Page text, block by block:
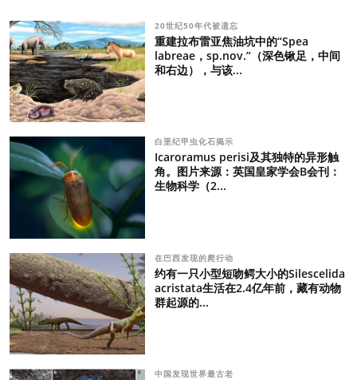
20世纪50年代被遗忘
重建拉布雷亚焦油坑中的“Spea
labreae，sp.nov.”（深色锹足，中间
和右边），与该...
白垩纪甲虫化石揭示
Icaroramus perisi及其独特的异形触
角。图片来源：英国皇家学会B会刊：
生物科学（2...
在巴西发现的爬行动
约有一只小型短吻鳄大小的Silescelida
acristata生活在2.4亿年前，藏有动物
群起源的...
中国发现世界最古老